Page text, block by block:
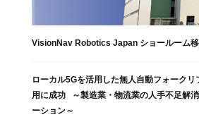
VisionNav Robotics Japan ショールーム
ローカル5Gを活用した無人自動フォーク
用に成功 ～製造業・物流業の人手不足解
ーション～